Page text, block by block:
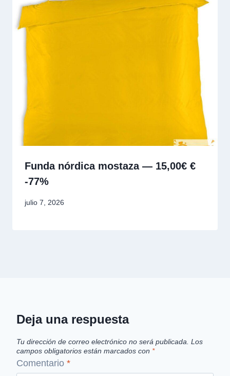
Funda nórdica mostaza — 15,00€ €
-77%
julio 7, 2026
Deja una respuesta
Tu dirección de correo electrónico no será publicada. Los
campos obligatorios están marcados con *
Comentario *